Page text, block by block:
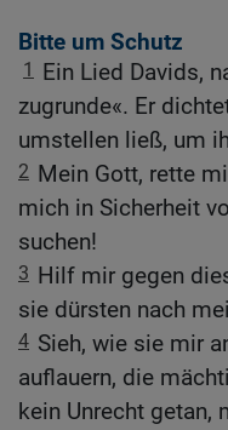
Bitte um Schutz
1
Ein Lied Davids,
zugrunde«. Er
umstellen ließ, um
2 Mein Gott, rette
mich in Sicherheit
suchen!
3 Hilf mir gegen
sie dürsten nach
4 Sieh, wie sie mir
auflauern, die
kein Unrecht getan,